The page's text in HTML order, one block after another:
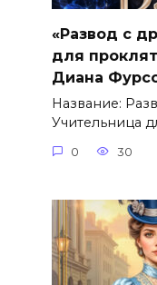
«Развод с
для
Диана
Название:
Учительница
0 30